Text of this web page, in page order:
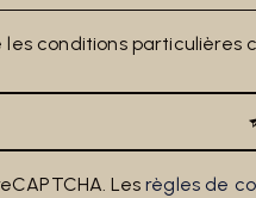
conditions particulières
Lesrègles de